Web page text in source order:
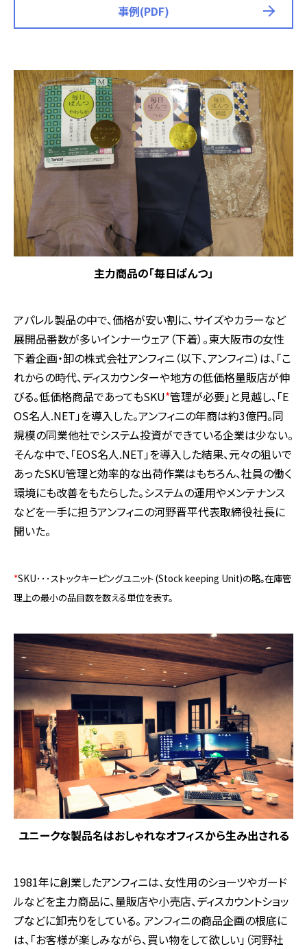
事例(PDF)
主力商品の「毎日ぱんつ」
アパレル製品の中で、価格が安い割に、サイズやカラーなど
展開品番数が多いインナーウェア（下着）。東大阪市の女性
下着企画・卸の株式会社アンフィニ（以下、アンフィニ）は、「こ
れからの時代、ディスカウンターや地方の低価格量販店が伸
びる。低価格商品であってもSKU*管理が必要」と見越し、「E
OS名人.NET」を導入した。アンフィニの年商は約3億円。同
規模の同業他社でシステム投資ができている企業は少ない。
そんな中で、「EOS名人.NET」を導入した結果、元々の狙いで
あったSKU管理と効率的な出荷作業はもちろん、社員の働く
環境にも改善をもたらした。システムの運用やメンテナンス
などを一手に担うアンフィニの河野晋平代表取締役社長に
聞いた。
*SKU･･･ストックキーピングユニット (Stock keeping Unit)の略。在庫管
理上の最小の品目数を数える単位を表す。
ユニークな製品名はおしゃれなオフィスから生み出される
1981年に創業したアンフィニは、女性用のショーツやガード
ルなどを主力商品に、量販店や小売店、ディスカウントショッ
プなどに卸売りをしている。 アンフィニの商品企画の根底に
は、「お客様が楽しみながら、買い物をして欲しい」（河野社